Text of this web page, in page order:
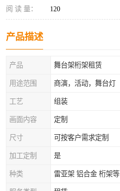
阅 读 量： 120
产品描述
产品 舞台架桁架租赁
用途范围 商演，活动，舞台灯
工艺 组装
画面内容 定制
尺寸 可按客户需求定制
加工定制 是
种类 雷亚架 铝合金 桁架等